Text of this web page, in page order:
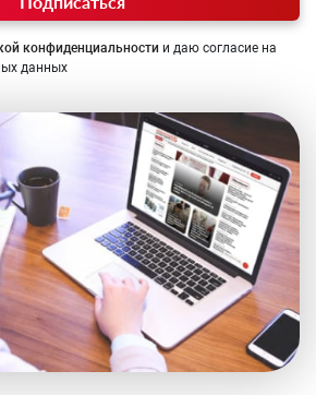
конфиденциальности и даю согласие на
данных